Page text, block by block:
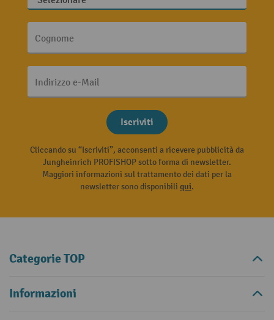
Cognome
Indirizzo e-Mail
Iscriviti
Cliccando su “Iscriviti”, acconsenti a ricevere pubblicità da
Jungheinrich PROFISHOP sotto forma di newsletter.
Maggiori informazioni sul trattamento dei dati per la
newsletter sono disponibili qui.
Categorie TOP
Informazioni